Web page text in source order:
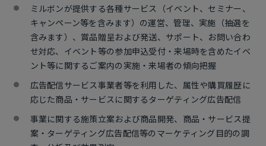
ミルボンが提供する各種サービス（イベント、セミナー、
キャンペーン等を含みます）の運営、管理、実施（抽選を
含みます）、賞品贈呈および発送、サポート、お問い合わ
せ対応、イベント等の参加申込受付・来場時を含めたイベ
ント等に関するご案内の実施・来場者の傾向把握
広告配信サービス事業者等を利用した、属性や購買履歴に
応じた商品・サービスに関するターゲティング広告配信
事業に関する施策立案および商品開発、商品・サービス提
案・ターゲティング広告配信等のマーケティング目的の調